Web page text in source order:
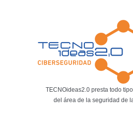
TECNOideas2.0 presta todo
del área de la seguridad de
BLOG
Noticias